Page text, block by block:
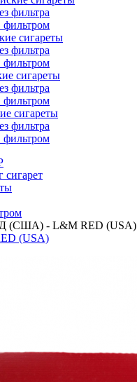
фильтра
фильтром
сигареты
фильтра
фильтром
сигареты
фильтра
фильтром
сигареты
фильтра
фильтром
сигарет
(США) - L&M RED (USA)
(USA)